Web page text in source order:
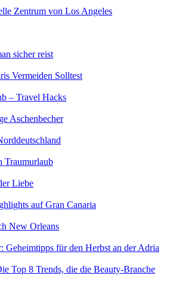
Zentrum von Los Angeles
sicher reist
Vermeiden Solltest
– Travel Hacks
Aschenbecher
Traumurlaub
Liebe
auf Gran Canaria
New Orleans
Geheimtipps für den Herbst an der Adria
Top 8 Trends, die die Beauty-Branche